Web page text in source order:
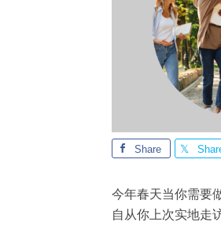
Share
今年春天当你需要
自从你上次实地走